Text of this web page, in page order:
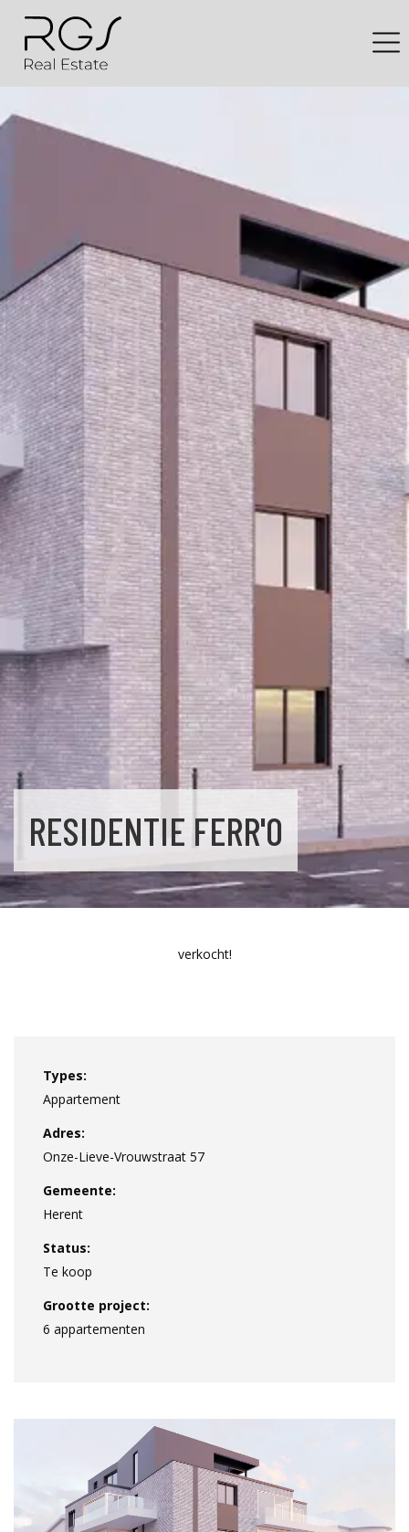
RESIDENTIE FERR'O
verkocht!
Types:
Appartement
Adres:
Onze-Lieve-Vrouwstraat 57
Gemeente:
Herent
Status:
Te koop
Grootte project:
6 appartementen